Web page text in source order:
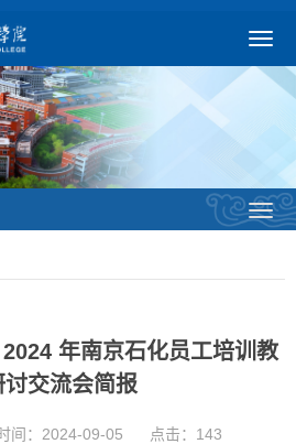
年南京石化员工培训教
讨交流会简报
间：2024-09-05 点击： 143